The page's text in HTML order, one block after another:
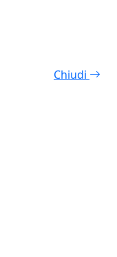
Chiudi